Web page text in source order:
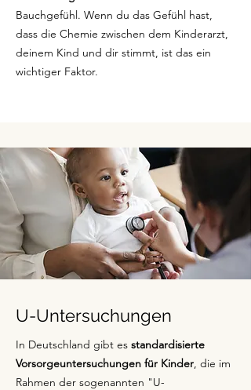
Bauchgefühl. Wenn du das Gefühl hast,
dass die Chemie zwischen dem Kinderarzt,
deinem Kind und dir stimmt, ist das ein
wichtiger Faktor.
U-Untersuchungen
In Deutschland gibt es standardisierte
Vorsorgeuntersuchungen für Kinder, die im
Rahmen der sogenannten "U-